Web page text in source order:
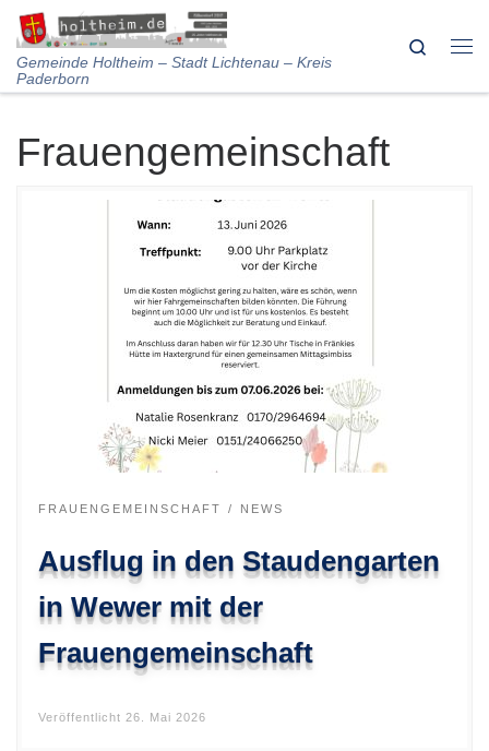
Skip to content
Gemeinde Holtheim – Stadt Lichtenau – Kreis
Paderborn
Search
Frauengemeinschaft
FRAUENGEMEINSCHAFT NEWS
Ausflug in den Staudengarten
in Wewer mit der
Frauengemeinschaft
Veröffentlicht 26. Mai 2026